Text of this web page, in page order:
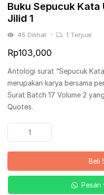
Buku Sepucuk
Jilid 1
45 Dilihat 1 Terjual
Rp103,000
Antologi surat “Sepucuk
merupakan karya bersama
Surat Batch 17 Volume 2
Quotes.
Kuantitas
Buku
Sepucuk
untuk
Beli
Pesan